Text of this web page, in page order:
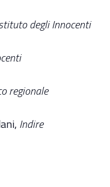
degli Innocenti
regionale
Indire